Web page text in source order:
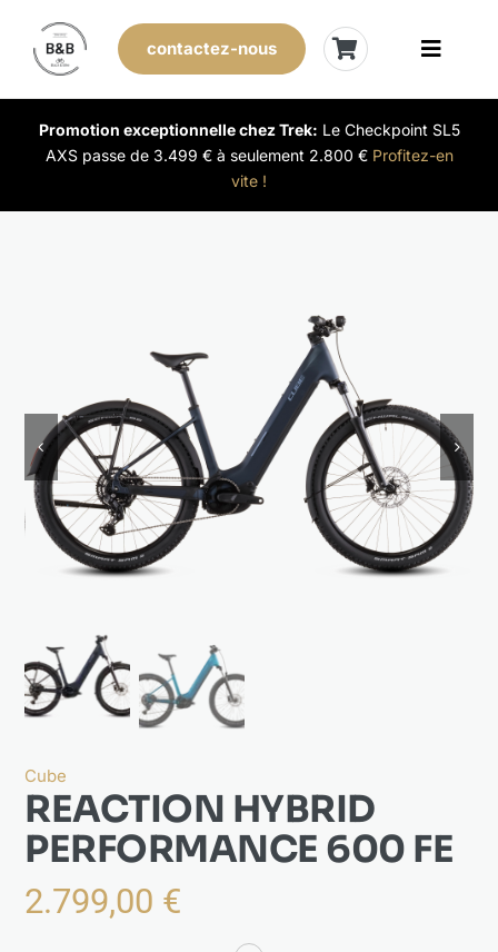
content
Toggle
Vélos de stock
L’expérience B&B
Évènements
Actualités
contactez-nous
Promotion exceptionnelle chez Trek: Le Checkpoint SL5
AXS passe de 3.499 € à seulement 2.800 € Profitez-en
vite !
Cube
REACTION HYBRID
PERFORMANCE 600 FE
2.799,00 €